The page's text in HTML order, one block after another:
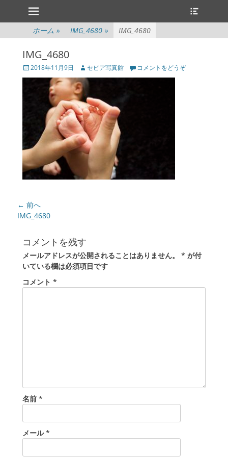
メインメニュー
コ
ン
ン
へ
ス
キ
ダ
ホーム » IMG_4680 » IMG_4680
IMG_4680
投
稿
2018年11月9日
投
稿
者
セピア写真館 コメントをどうぞ
投
稿
ビ
ゲ
ー
シ
ョ
← 前へ
前
稿:
IMG_4680
コメントを残す
メールアドレスが公開されることはありません。 * が付
いている欄は必須項目です
コメント *
名前 *
メール*